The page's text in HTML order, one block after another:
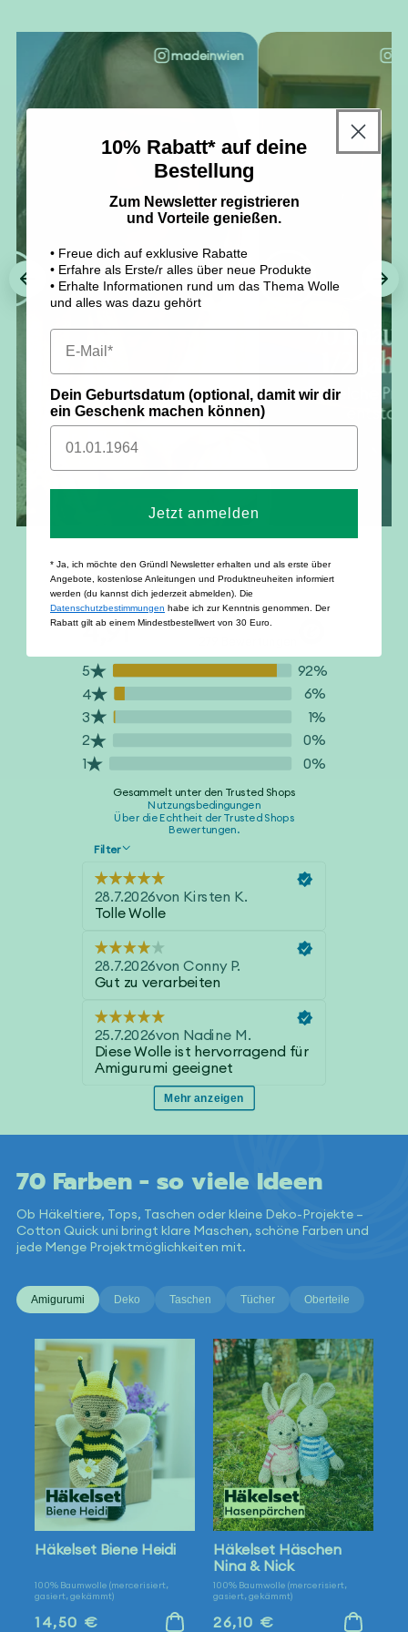
madeinwien
70 Farben - so viele Ideen
Ob Häkeltiere, Tops, Taschen oder kleine Deko-Projekte –
Cotton Quick uni bringt klare Maschen, schöne Farben und
jede Menge Projektmöglichkeiten mit.
Amigurumi Deko Taschen Tücher Oberteile
Häkelset Biene Heidi
100% Baumwolle (mercerisiert,
gasiert, gekämmt)
Normaler
14,50 €
Häkelset Häschen
Nina & Nick
100% Baumwolle (mercerisiert,
gasiert, gekämmt)
Normaler
26,10 €
10% Rabatt* auf deine
Bestellung
Zum Newsletter registrieren
und Vorteile genießen.
• Freue dich auf exklusive Rabatte
• Erfahre als Erste/r alles über neue Produkte
• Erhalte Informationen rund um das Thema Wolle
und alles was dazu gehört
Dein Geburtsdatum (optional, damit wir dir
ein Geschenk machen können)
Jetzt anmelden
* Ja, ich möchte den Gründl Newsletter erhalten und als erste über
Angebote, kostenlose Anleitungen und Produktneuheiten informiert
werden (du kannst dich jederzeit abmelden). Die
Datenschutzbestimmungen habe ich zur Kenntnis genommen. Der
Rabatt gilt ab einem Mindestbestellwert von 30 Euro.